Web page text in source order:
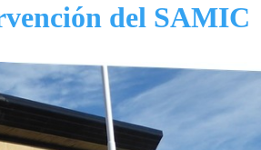
del SAMIC